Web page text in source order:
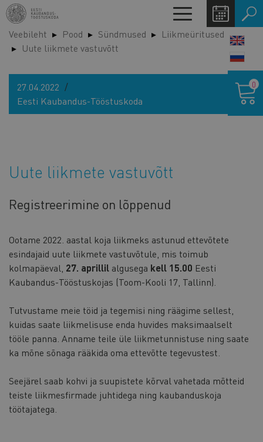
Liigu
edasi
põhisisu
juurde
Toggle
navigation
Veebileht Pood Sündmused
Liikmeüritused
Uute liikmete vastuvõtt
27.04.2022
Eesti Kaubandus-Tööstuskoda
Uute liikmete vastuvõtt
Registreerimine on lõppenud
Ootame 2022. aastal koja liikmeks astunud ettevõtete
esindajaid uute liikmete vastuvõtule, mis toimub
kolmapäeval, 27. aprillil algusega kell 15.00 Eesti
Kaubandus-Tööstuskojas (Toom-Kooli 17, Tallinn).
Tutvustame meie töid ja tegemisi ning räägime sellest,
kuidas saate liikmelisuse enda huvides maksimaalselt
tööle panna. Anname teile üle liikmetunnistuse ning saate
ka mõne sõnaga rääkida oma ettevõtte tegevustest.
Seejärel saab kohvi ja suupistete kõrval vahetada mõtteid
teiste liikmesfirmade juhtidega ning kaubanduskoja
töötajatega.
0